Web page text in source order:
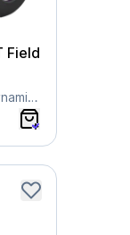
Field
Bluetooth, IP67, 30h pracy, dynamiczny bas